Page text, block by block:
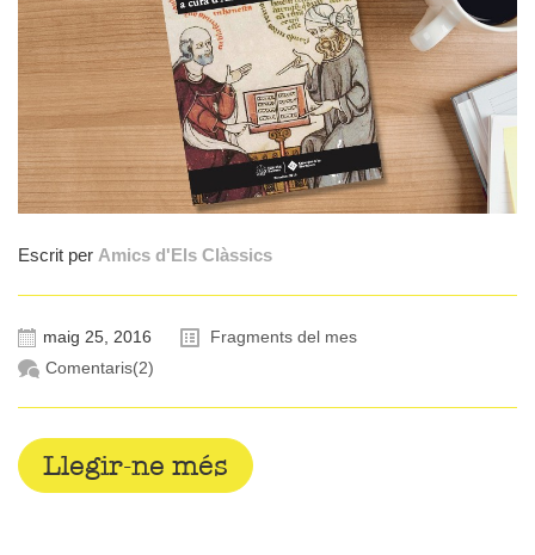
Escrit per Amics d'Els Clàssics
maig 25, 2016
Fragments del mes
Comentaris(2)
Llegir-ne més